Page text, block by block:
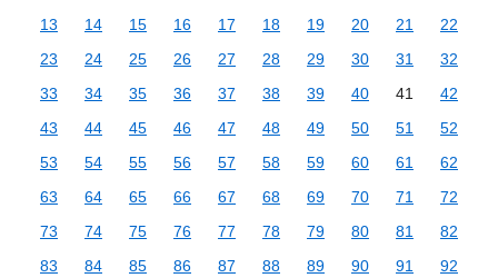
13
14 15 16 17 18 19 20 21
22
23
24 25 26 27 28 29 30 31
32
33
34 35 36 37 38 39 40 41
42
43
44 45 46 47 48 49 50 51
52
53
54 55 56 57 58 59 60 61
62
63
64 65 66 67 68 69 70 71
72
73
74 75 76 77 78 79 80 81
82
83
84 85 86 87 88 89 90 91
92